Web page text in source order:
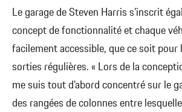
Le garage de Steven Harris s’inscrit
concept de fonctionnalité et chaque
facilement accessible, que ce soit pour
sorties régulières. « Lors de la
me suis tout d’abord concentré sur le
des rangées de colonnes entre